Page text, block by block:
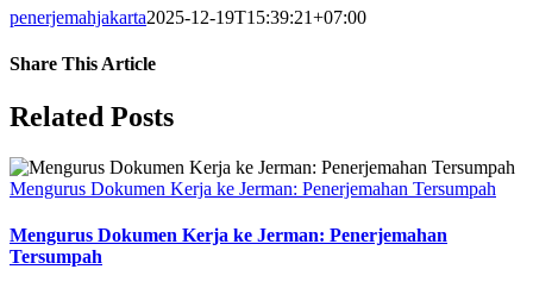
penerjemahjakarta2025-12-19T15:39:21+07:00
Share This Article
Facebook
X
LinkedIn
WhatsApp
Tumblr
Pinterest
Vk
Email
Related Posts
Mengurus Dokumen Kerja ke Jerman: Penerjemahan Tersumpah
Mengurus Dokumen Kerja ke Jerman: Penerjemahan
Tersumpah